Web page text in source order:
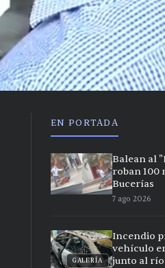
EN PORTADA
Balean al
roban 100
Bucerías
7 ago 2026
GALERÍA
Incendio
vehículo
junto al